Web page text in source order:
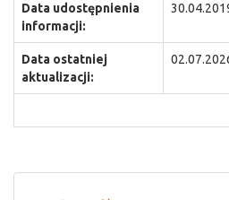
Data udostępnienia
informacji:
Data ostatniej
aktualizacji: